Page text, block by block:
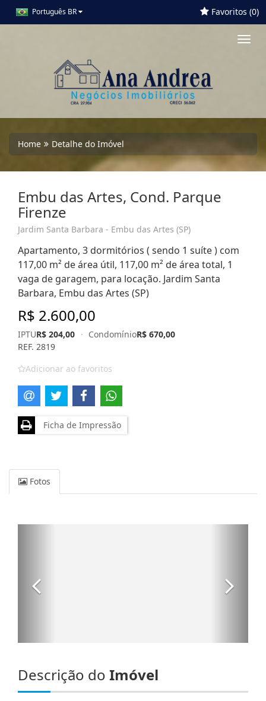
Português BR Favoritos (0)
Home Detalhe do Imóvel
Embu das Artes, Cond. Parque
Firenze
Jardim Santa Barbara - Embu das Artes (SP)
Apartamento, 3 dormitórios ( sendo 1 suíte ) com
117,00 m² de área útil, 117,00 m² de área total, 1
vaga de garagem, para locação. Jardim Santa
Barbara, Embu das Artes (SP)
R$ 2.600,00
IPTUR$ 204,00 · CondomínioR$ 670,00
REF. 2819
Adicionar ao favoritos
Ficha de Impressão
Fotos
Descrição do Imóvel